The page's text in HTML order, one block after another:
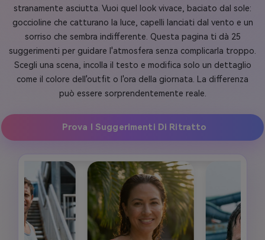
stranamente asciutta. Vuoi quel look vivace, baciato dal sole:
goccioline che catturano la luce, capelli lanciati dal vento e un
sorriso che sembra indifferente. Questa pagina ti dà 25
suggerimenti per guidare l'atmosfera senza complicarla troppo.
Scegli una scena, incolla il testo e modifica solo un dettaglio
come il colore dell'outfit o l'ora della giornata. La differenza
può essere sorprendentemente reale.
Prova I Suggerimenti Di Ritratto